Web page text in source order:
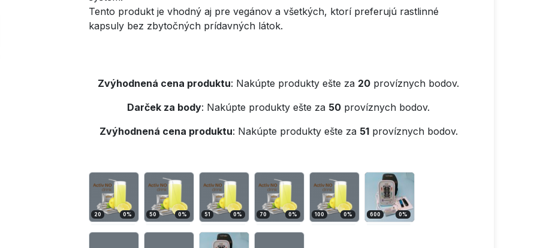
Tento produkt je vhodný aj pre vegánov a všetkých, ktorí preferujú rastlinné
kapsuly bez zbytočných prídavných látok.
Zvýhodnená cena produktu: Nakúpte produkty ešte za 20 províznych bodov.
Darček za body: Nakúpte produkty ešte za 50 províznych bodov.
Zvýhodnená cena produktu: Nakúpte produkty ešte za 51províznych bodov.
20 0% 50 0% 51 0% 70 0% 100 0% 600 0%